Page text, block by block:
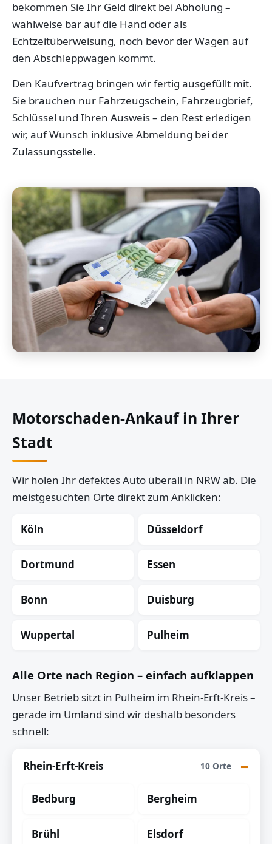
bekommen Sie Ihr Geld direkt bei Abholung –
wahlweise bar auf die Hand oder als
Echtzeitüberweisung, noch bevor der Wagen auf
den Abschleppwagen kommt.
Den Kaufvertrag bringen wir fertig ausgefüllt mit.
Sie brauchen nur Fahrzeugschein, Fahrzeugbrief,
Schlüssel und Ihren Ausweis – den Rest erledigen
wir, auf Wunsch inklusive Abmeldung bei der
Zulassungsstelle.
Motorschaden-Ankauf in Ihrer
Stadt
Wir holen Ihr defektes Auto überall in NRW ab. Die
meistgesuchten Orte direkt zum Anklicken:
Köln Düsseldorf
Dortmund Essen
Bonn Duisburg
Wuppertal Pulheim
Alle Orte nach Region – einfach aufklappen
Unser Betrieb sitzt in Pulheim im Rhein-Erft-Kreis –
gerade im Umland sind wir deshalb besonders
schnell:
Rhein-Erft-Kreis 10 Orte
Bedburg Bergheim
Brühl Elsdorf